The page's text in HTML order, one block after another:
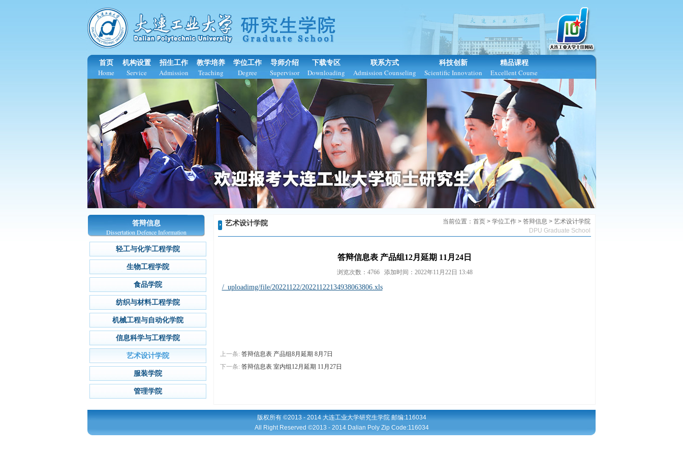
首页
Home
机构设置
Service
招生工作
Admission
教学培养
Teaching
学位工作
Degree
导师介绍
Supervisor
下载专区
Downloading
联系方式
Admission Counseling
科技创新
Scientific Innovation
精品课程
Excellent Course
答辩信息
Dissertation Defence Information
轻工与化学工程学院
生物工程学院
食品学院
纺织与材料工程学院
机械工程与自动化学院
信息科学与工程学院
艺术设计学院
服装学院
管理学院
艺术设计学院 当前位置： 首页 > 学位工作 > 答辩信息 > 艺术设计学院
DPU Graduate School
答辩信息表 产品组12月延期 11月24日
浏览次数：4766 添加时间：2022年11月22日 13:48
/_uploadimg/file/20221122/20221122134938063806.xls
上一条: 答辩信息表 产品组8月延期 8月7日
下一条: 答辩信息表 室内组12月延期 11月27日
版权所有 ©2013 - 2014 大连工业大学研究生学院 邮编:116034
All Right Reserved ©2013 - 2014 Dalian Poly Zip Code:116034